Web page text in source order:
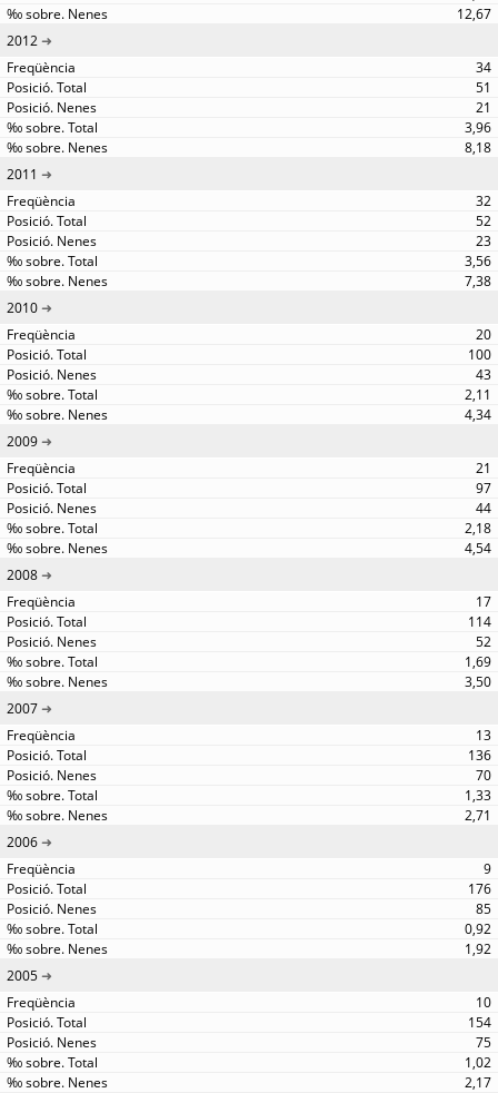
12,67
2012
34
51
21
3,96
8,18
2011
32
52
23
3,56
7,38
2010
20
100
43
2,11
4,34
2009
21
97
44
2,18
4,54
2008
17
114
52
1,69
3,50
2007
13
136
70
1,33
2,71
2006
9
176
85
0,92
1,92
2005
10
154
75
1,02
2,17